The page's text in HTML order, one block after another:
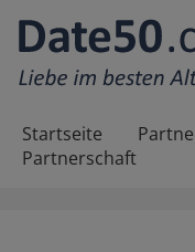
Startseite
Partnerschaft